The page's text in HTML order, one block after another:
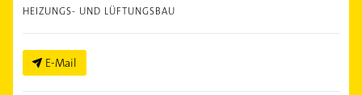
HEIZUNGS- UND LÜFTUNGSBAU
E-Mail